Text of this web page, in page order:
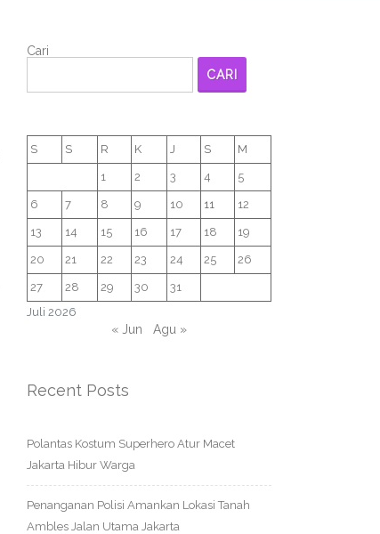
Cari
CARI
Juli 2026
S S R K J S M
1 2 3 4 5
6 7 8 9 10 11 12
13 14 15 16 17 18 19
20 21 22 23 24 25 26
27 28 29 30 31
« Jun Agu »
Recent Posts
Polantas Kostum Superhero Atur Macet
Jakarta Hibur Warga
Penanganan Polisi Amankan Lokasi Tanah
Ambles Jalan Utama Jakarta